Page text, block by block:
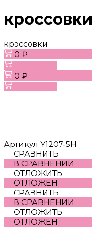
кроссовки
кроссовки
0 ₽
0 ₽
Артикул Y1207-5H
СРАВНИТЬ
В СРАВНЕНИИ
ОТЛОЖИТЬ
ОТЛОЖЕН
СРАВНИТЬ
В СРАВНЕНИИ
ОТЛОЖИТЬ
ОТЛОЖЕН